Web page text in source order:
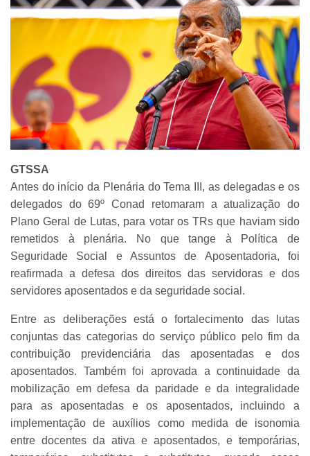
GTSSA
Antes do início da Plenária do Tema III, as delegadas e os
delegados do 69º Conad retomaram a atualização do
Plano Geral de Lutas, para votar os TRs que haviam sido
remetidos à plenária. No que tange à Política de
Seguridade Social e Assuntos de Aposentadoria, foi
reafirmada a defesa dos direitos das servidoras e dos
servidores aposentados e da seguridade social.
Entre as deliberações está o fortalecimento das lutas
conjuntas das categorias do serviço público pelo fim da
contribuição previdenciária das aposentadas e dos
aposentados. Também foi aprovada a continuidade da
mobilização em defesa da paridade e da integralidade
para as aposentadas e os aposentados, incluindo a
implementação de auxílios como medida de isonomia
entre docentes da ativa e aposentados, e temporárias,